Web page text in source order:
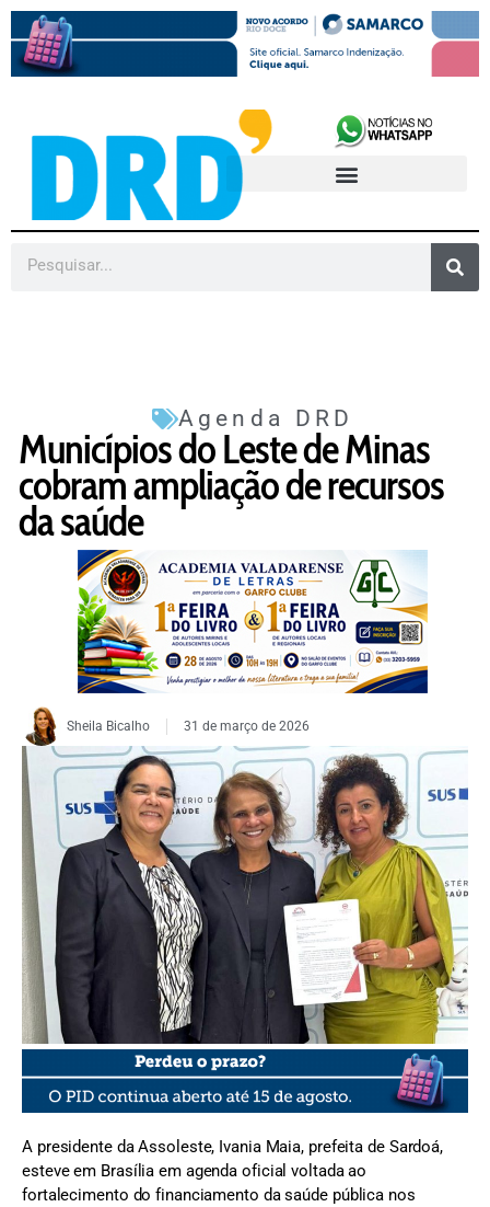
Agenda DRD
Municípios do Leste de Minas
cobram ampliação de recursos
da saúde
Sheila Bicalho 31 de março de 2026
FOTO: Divulgação/Assoleste
A presidente da Assoleste, Ivania Maia, prefeita de Sardoá,
esteve em Brasília em agenda oficial voltada ao
fortalecimento do financiamento da saúde pública nos